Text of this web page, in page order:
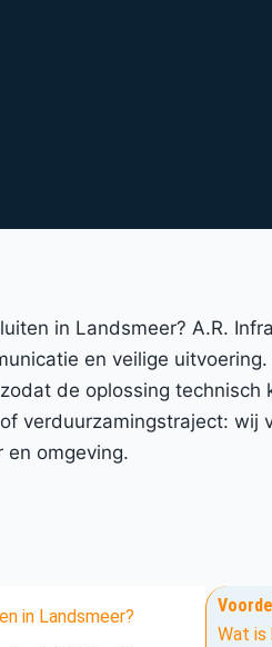
in Landsmeer? A.R.
en veilige
de oplossing
verduurzamingstraject: wij
en omgeving.
in Landsmeer?
Wat is